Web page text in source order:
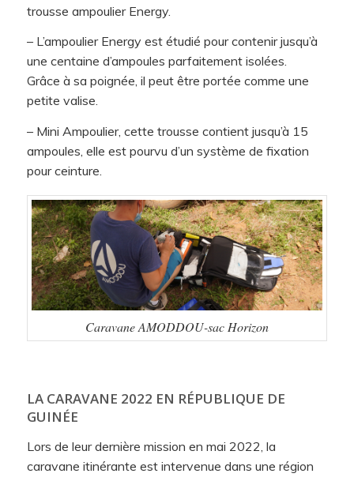
trousse ampoulier Energy.
– L’ampoulier Energy est étudié pour contenir jusqu’à
une centaine d’ampoules parfaitement isolées.
Grâce à sa poignée, il peut être portée comme une
petite valise.
– Mini Ampoulier, cette trousse contient jusqu’à 15
ampoules, elle est pourvu d’un système de fixation
pour ceinture.
Caravane AMODDOU-sac Horizon
LA CARAVANE 2022 EN RÉPUBLIQUE DE
GUINÉE
Lors de leur dernière mission en mai 2022, la
caravane itinérante est intervenue dans une région